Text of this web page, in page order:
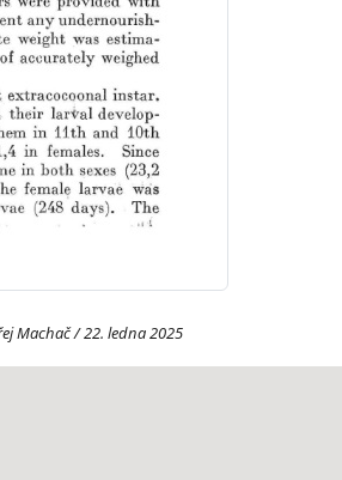
Machač / 22. ledna 2025